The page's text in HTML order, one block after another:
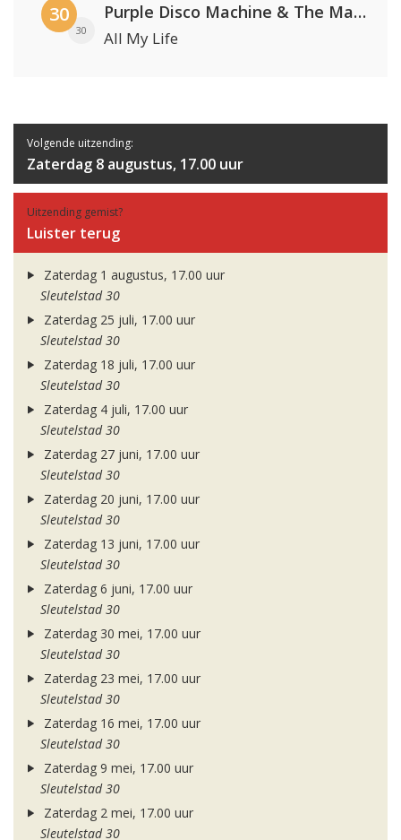
30
30
Purple Disco Machine & The Magician
All My Life
Volgende uitzending:
Zaterdag 8 augustus, 17.00 uur
Uitzending gemist?
Luister terug
Zaterdag 1 augustus, 17.00 uur
Sleutelstad 30
Zaterdag 25 juli, 17.00 uur
Sleutelstad 30
Zaterdag 18 juli, 17.00 uur
Sleutelstad 30
Zaterdag 4 juli, 17.00 uur
Sleutelstad 30
Zaterdag 27 juni, 17.00 uur
Sleutelstad 30
Zaterdag 20 juni, 17.00 uur
Sleutelstad 30
Zaterdag 13 juni, 17.00 uur
Sleutelstad 30
Zaterdag 6 juni, 17.00 uur
Sleutelstad 30
Zaterdag 30 mei, 17.00 uur
Sleutelstad 30
Zaterdag 23 mei, 17.00 uur
Sleutelstad 30
Zaterdag 16 mei, 17.00 uur
Sleutelstad 30
Zaterdag 9 mei, 17.00 uur
Sleutelstad 30
Zaterdag 2 mei, 17.00 uur
Sleutelstad 30